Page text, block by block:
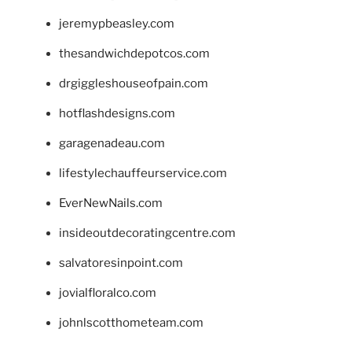
jeremypbeasley.com
thesandwichdepotcos.com
drgiggleshouseofpain.com
hotflashdesigns.com
garagenadeau.com
lifestylechauffeurservice.com
EverNewNails.com
insideoutdecoratingcentre.com
salvatoresinpoint.com
jovialfloralco.com
johnlscotthometeam.com